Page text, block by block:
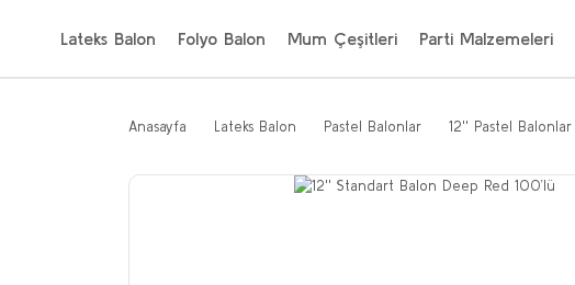
Lateks Balon Folyo Balon Mum Çeşitleri Parti Malzemeleri
Anasayfa Lateks Balon Pastel Balonlar 12'' Pastel Balonlar